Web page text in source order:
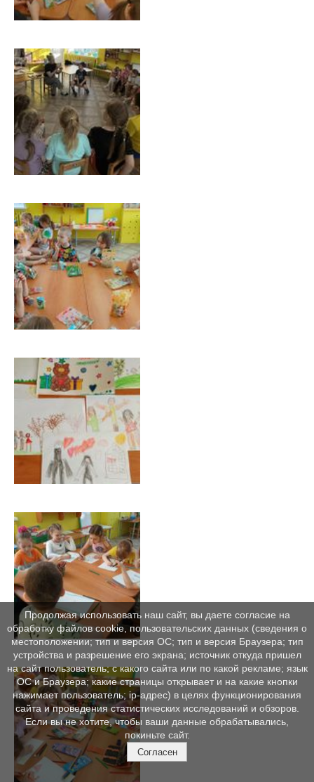
Продолжая использовать наш сайт, вы даете согласие на
обработку файлов cookie, пользовательских данных (сведения о
местоположении; тип и версия ОС; тип и версия Браузера; тип
устройства и разрешение его экрана; источник откуда пришел
на сайт пользователь; с какого сайта или по какой рекламе; язык
ОС и Браузера; какие страницы открывает и на какие кнопки
нажимает пользователь; ip-адрес) в целях функционирования
сайта и проведения статистических исследований и обзоров.
Если вы не хотите, чтобы ваши данные обрабатывались,
покиньте сайт.
Согласен